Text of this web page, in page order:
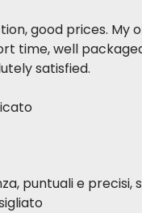
good prices. My
time, well
satisfied.
puntuali e precisi,